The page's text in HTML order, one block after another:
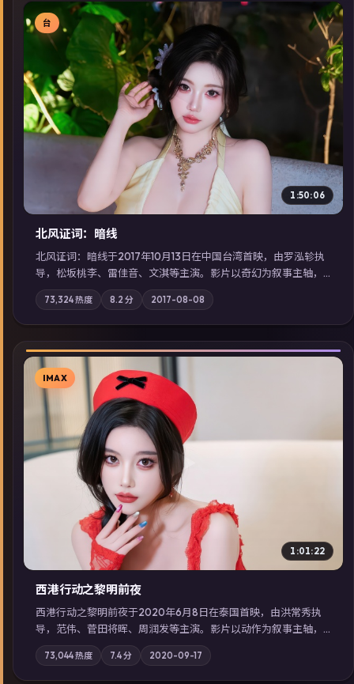
▶
台
1:50:06
北风证词：暗线
北风证词：暗线于2017年10月13日在中国台湾首映，由罗泓轸执
导，松坂桃李、雷佳音、文淇等主演。影片以奇幻为叙事主轴，
旧案重提，真相与谎言在同一条时间线上交锋；摄影与配乐强化
地域气质；站内亦可通过「国产免费观看高清电视剧在线看」延
展检索同类型高分佳作，畅享高清在线追剧体验。
73,324热度 8.2 分 2017-08-08
▶
IMAX
1:01:22
西港行动之黎明前夜
西港行动之黎明前夜于2020年6月8日在泰国首映，由洪常秀执
导，范伟、菅田将晖、周润发等主演。影片以动作为叙事主轴，
亲情与职责必须在倒计时结束前做出抉择；摄影与配乐强化地域
气质；站内亦可通过「国产免费观看高清电视剧在线看」延展检
索同类型高分佳作，畅享高清在线追剧体验。
73,044热度 7.4分 2020-09-17